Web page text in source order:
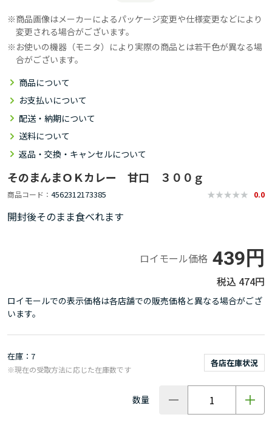
商品画像はメーカーによるパッケージ変更や仕様変更などにより
変更される場合がございます。
お使いの機器（モニタ）により実際の商品とは若干色が異なる場
合がございます。
商品について
お支払いについて
配送・納期について
送料について
返品・交換・キャンセルについて
そのまんまＯＫカレー 甘口 ３００ｇ
商品コード 4562312173385 0.0
開封後そのまま食べれます
ロイモール価格 439円
474円
ロイモールでの表示価格は各店舗での販売価格と異なる場合がござ
います。
在庫 7
各店在庫状況
※現在の受取方法に応じた在庫数です
数量